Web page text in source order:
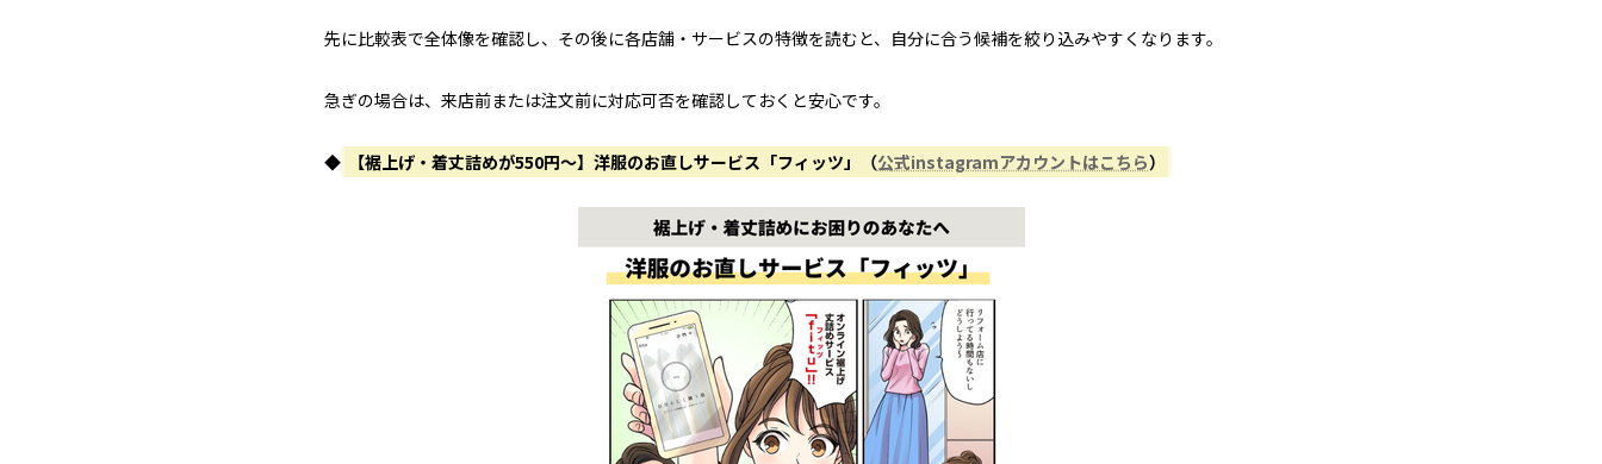
先に比較表で全体像を確認し、その後に各店舗・サービスの特徴を読むと、自分に合う候補を絞り込みやすくなります。
急ぎの場合は、来店前または注文前に対応可否を確認しておくと安心です。
◆ 【裾上げ・着丈詰めが550円〜】洋服のお直しサービス「フィッツ」（公式instagramアカウントはこちら）